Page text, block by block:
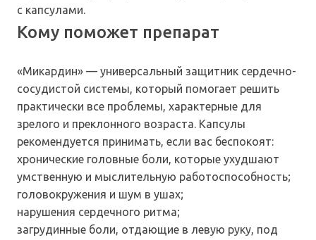
с капсулами.
Кому поможет препарат
«Микардин» — универсальный защитник сердечно-
сосудистой системы, который помогает решить
практически все проблемы, характерные для
зрелого и преклонного возраста. Капсулы
рекомендуется принимать, если вас беспокоят:
хронические головные боли, которые ухудшают
умственную и мыслительную работоспособность;
головокружения и шум в ушах;
нарушения сердечного ритма;
загрудинные боли, отдающие в левую руку, под